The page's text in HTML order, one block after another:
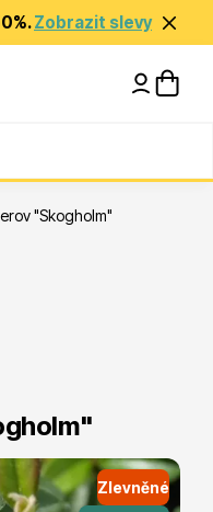
Zobrazit slevy
"Skogholm"
Zlevněné